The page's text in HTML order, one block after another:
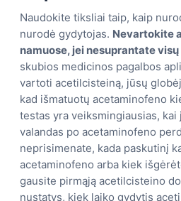
Naudokite tiksliai taip, kaip
nurodė gydytojas. Nevartokite
namuose, jei nesuprantate
skubios medicinos pagalbos
vartoti acetilcisteiną, jūsų
kad išmatuotų acetaminofeno
testas yra veiksmingiausias,
valandas po acetaminofeno
neprisimenate, kada paskutinį
acetaminofeno arba kiek
gausite pirmąją acetilcisteino
nustatys, kiek laiko gydytis